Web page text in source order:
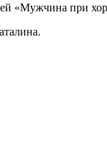
«Мужчина при